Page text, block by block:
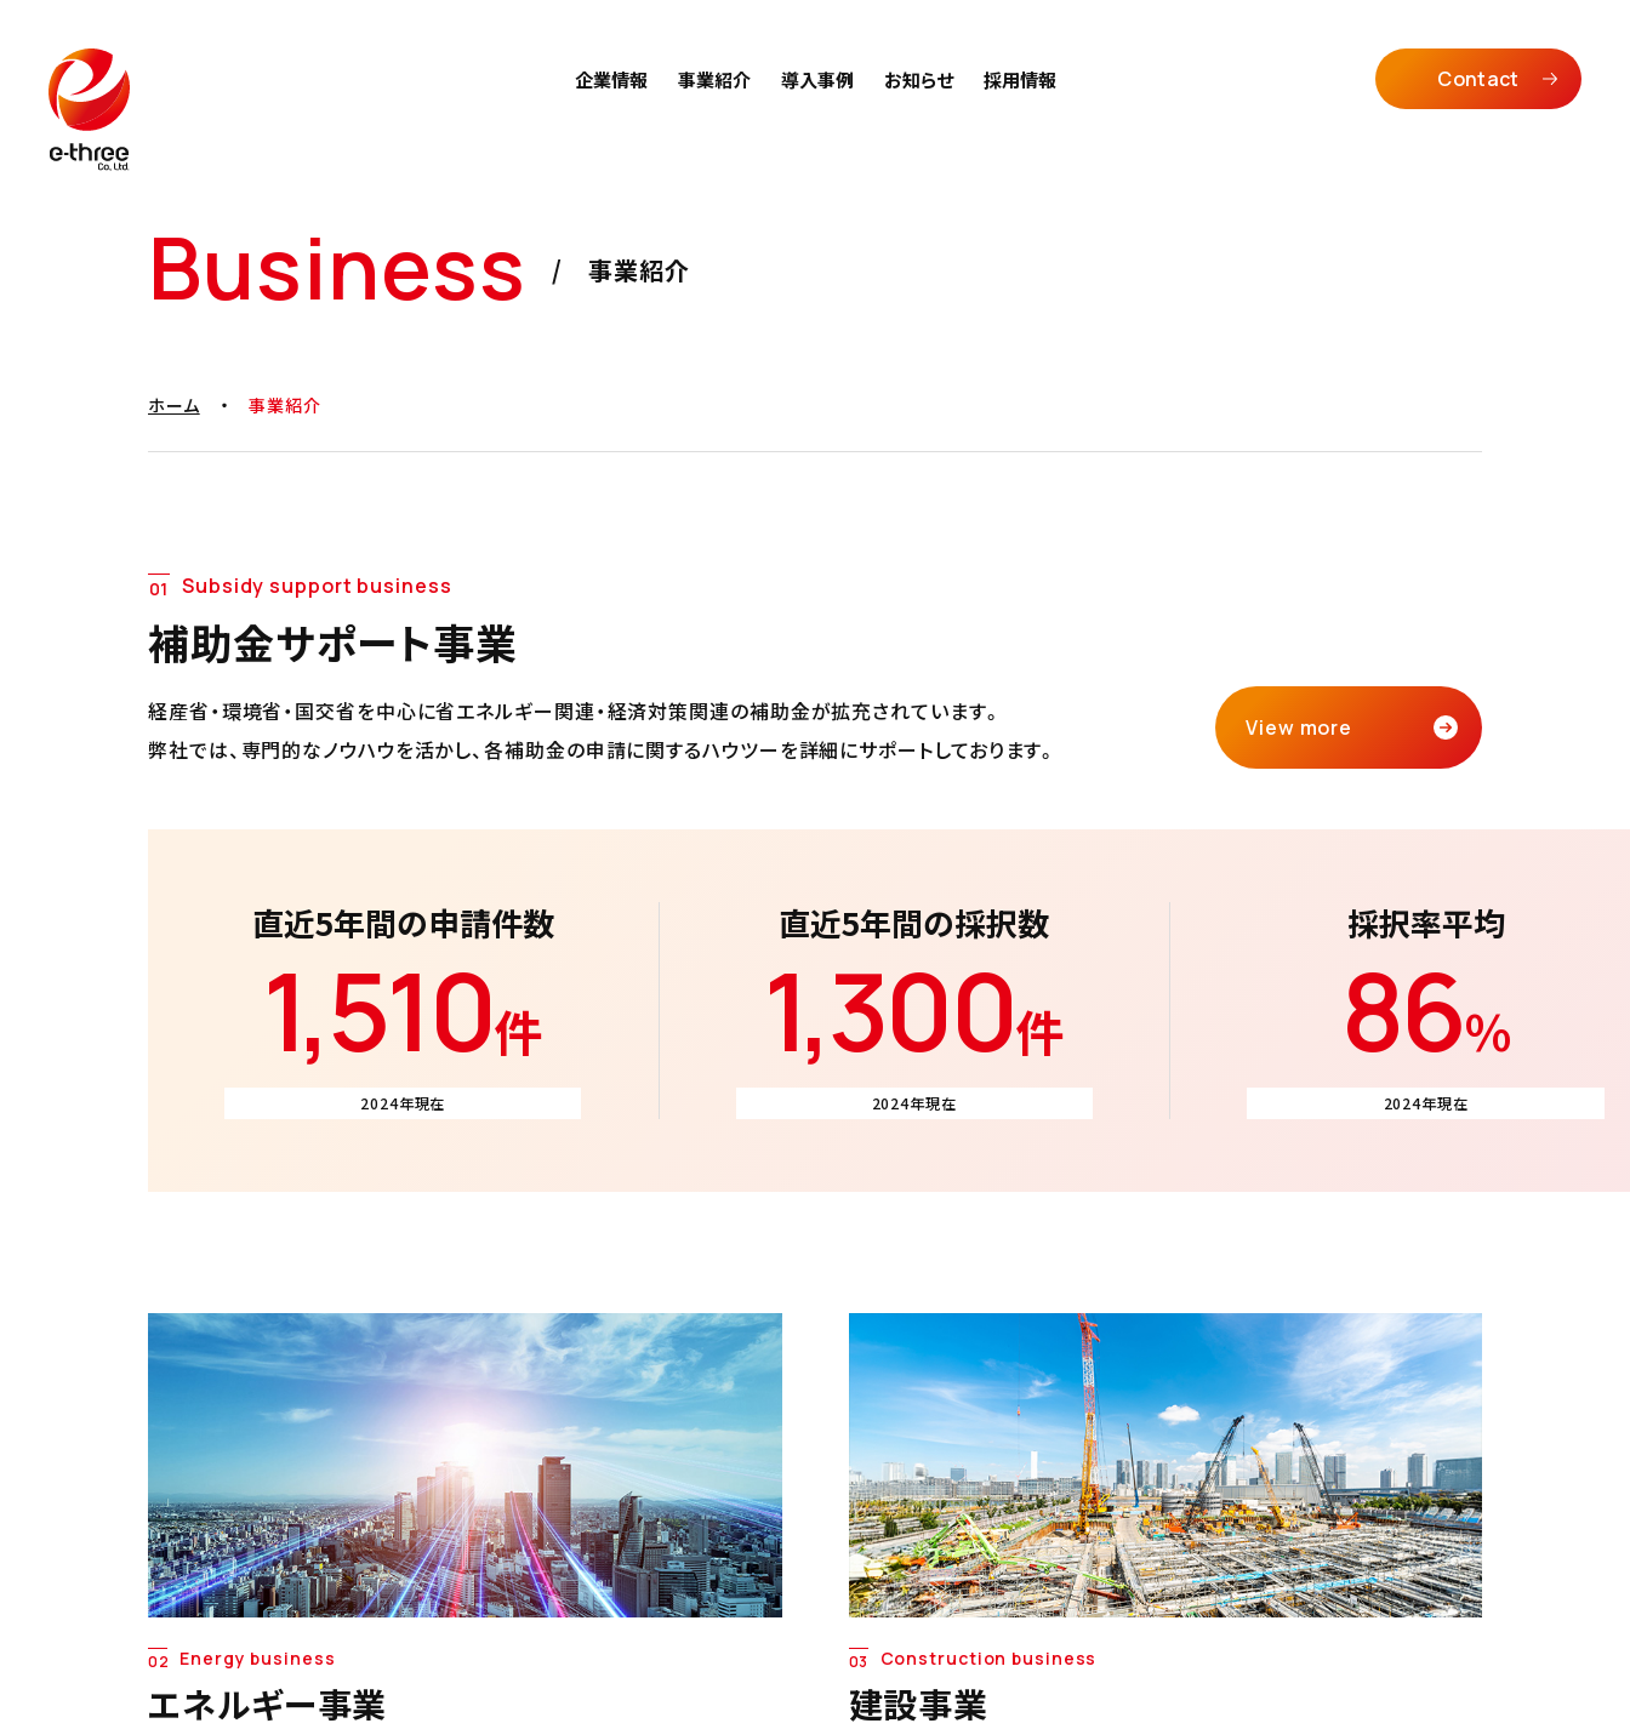
企業情報 事業紹介 導入事例 お知らせ 採用情報 Contact
Business 事業紹介
ホーム ・事業紹介
01 Subsidy support business
補助金サポート事業
経産省・環境省・国交省を中心に省エネルギー関連・経済対策関連の補助金が拡充されています。
弊社では、専門的なノウハウを活かし、各補助金の申請に関するハウツーを詳細にサポートしております。
View more
直近5年間の申請件数
1,510件
2024年現在
直近5年間の採択数
1,300件
2024年現在
採択率平均
86%
2024年現在
02 Energy business
エネルギー事業
03 Construction business
建設事業